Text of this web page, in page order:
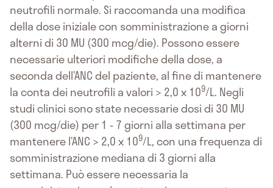
neutrofili normale. Si raccomanda una modifica
della dose iniziale con somministrazione a giorni
alterni di 30 MU (300 mcg/die). Possono essere
necessarie ulteriori modifiche della dose, a
seconda dell’ANC del paziente, al fine di mantenere
la conta dei neutrofili a valori > 2,0 x 109/L. Negli
studi clinici sono state necessarie dosi di 30 MU
(300 mcg/die) per 1 - 7 giorni alla settimana per
mantenere l’ANC > 2,0 x 109/L, con una frequenza di
somministrazione mediana di 3 giorni alla
settimana. Può essere necessaria la